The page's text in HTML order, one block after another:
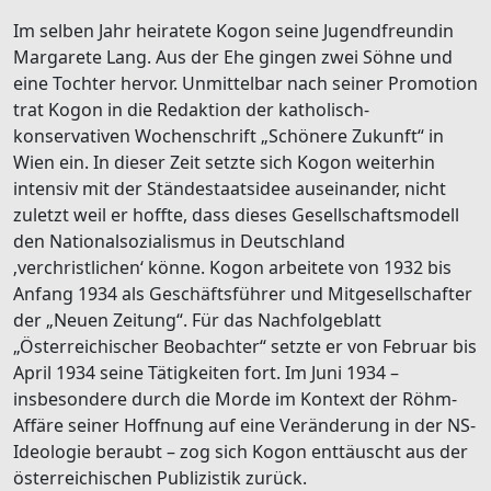
Im selben Jahr heiratete Kogon seine Jugendfreundin
Margarete Lang. Aus der Ehe gingen zwei Söhne und
eine Tochter hervor. Unmittelbar nach seiner Promotion
trat Kogon in die Redaktion der katholisch-
konservativen Wochenschrift „Schönere Zukunft“ in
Wien ein. In dieser Zeit setzte sich Kogon weiterhin
intensiv mit der Ständestaatsidee auseinander, nicht
zuletzt weil er hoffte, dass dieses Gesellschaftsmodell
den Nationalsozialismus in Deutschland
‚verchristlichen‘ könne. Kogon arbeitete von 1932 bis
Anfang 1934 als Geschäftsführer und Mitgesellschafter
der „Neuen Zeitung“. Für das Nachfolgeblatt
„Österreichischer Beobachter“ setzte er von Februar bis
April 1934 seine Tätigkeiten fort. Im Juni 1934 –
insbesondere durch die Morde im Kontext der Röhm-
Affäre seiner Hoffnung auf eine Veränderung in der NS-
Ideologie beraubt – zog sich Kogon enttäuscht aus der
österreichischen Publizistik zurück.